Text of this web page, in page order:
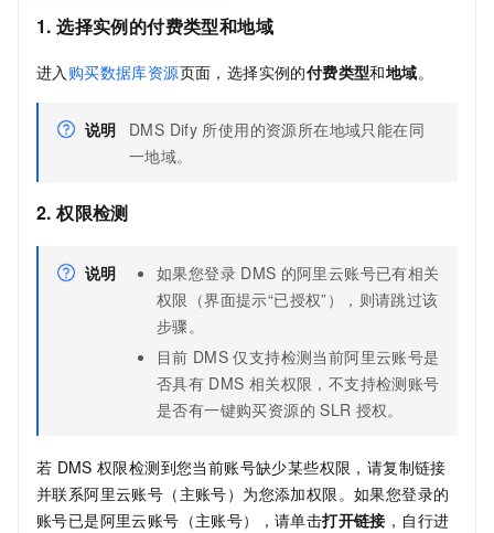
1. 选择实例的付费类型和地域
进入 购买数据库资源页面，选择实例的付费类型和地域。
说明 DMS Dify 所使用的资源所在地域只能在同
一地域。
2. 权限检测
说明 如果您登录 DMS 的阿里云账号已有相关
权限（界面提示“已授权”），则请跳过该
步骤。
目前 DMS 仅支持检测当前阿里云账号是
否具有 DMS 相关权限，不支持检测账号
是否有一键购买资源的 SLR 授权。
若 DMS 权限检测到您当前账号缺少某些权限，请复制链接
并联系阿里云账号（主账号）为您添加权限。如果您登录的
账号已是阿里云账号（主账号），请单击打开链接 ，自行进